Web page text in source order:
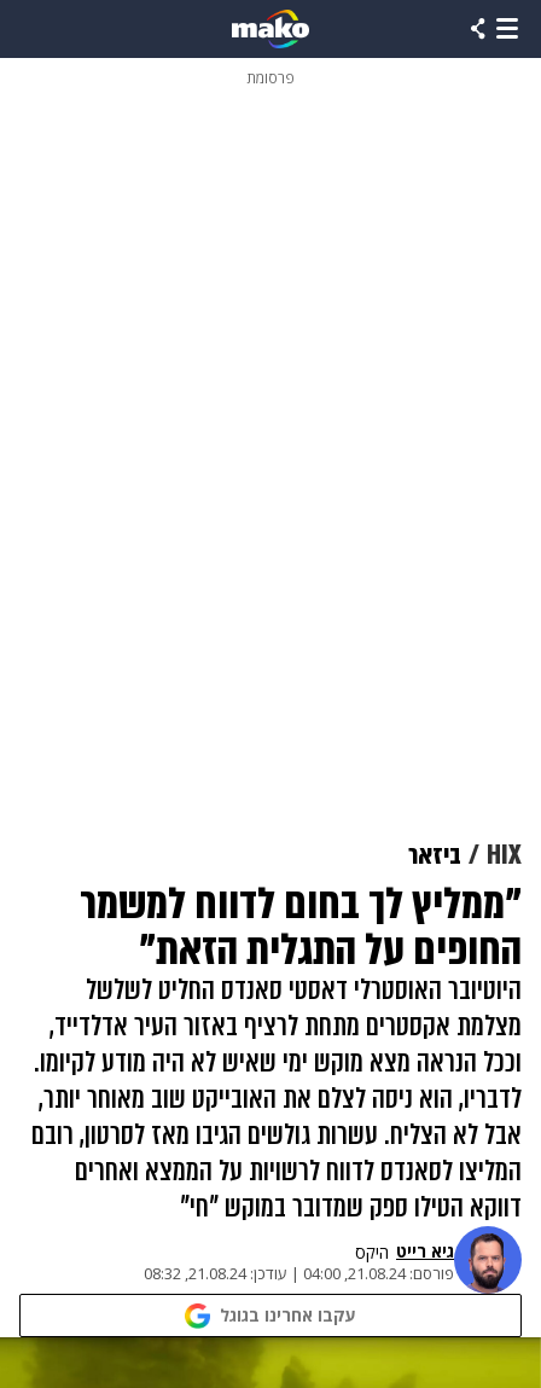
פרסומת
HIX ביזאר
"ממליץ לך בחום לדווח למשמר
החופים על התגלית הזאת"
היוטיובר האוסטרלי דאסטי סאנדס החליט לשלשל
מצלמת אקסטרים מתחת לרציף באזור העיר אדלדייד,
וככל הנראה מצא מוקש ימי שאיש לא היה מודע לקיומו.
לדבריו, הוא ניסה לצלם את האובייקט שוב מאוחר יותר,
אבל לא הצליח. עשרות גולשים הגיבו מאז לסרטון, רובם
המליצו לסאנדס לדווח לרשויות על הממצא ואחרים
דווקא הטילו ספק שמדובר במוקש "חי"
גיא רייט היקס
פורסם:21.08.24, 04:00
| עודכן:21.08.24, 08:32
עקבו אחרינו בגוגל